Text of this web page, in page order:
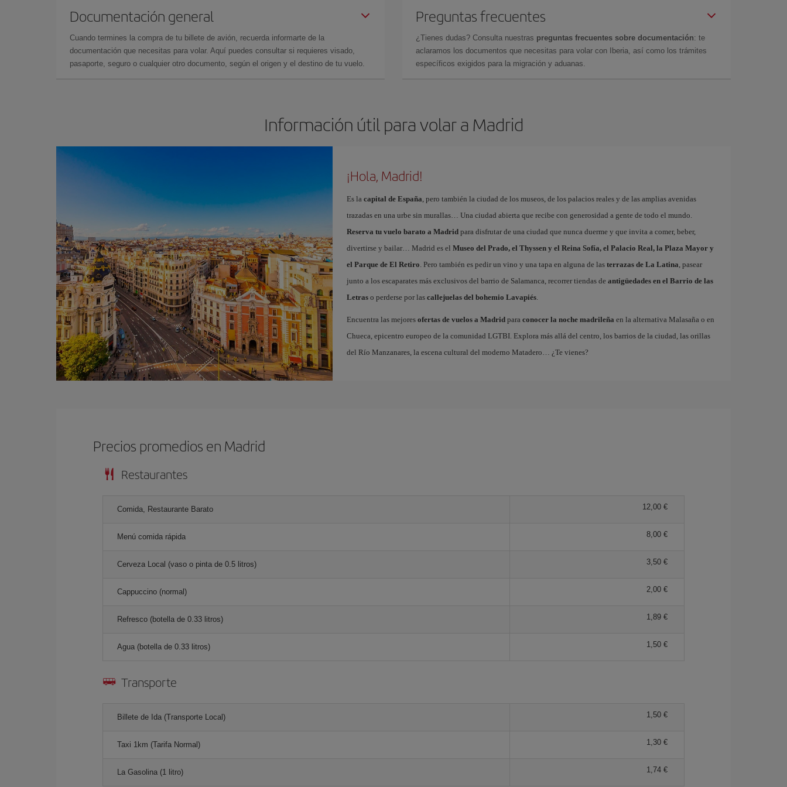
Documentación general
Cuando termines la compra de tu billete de avión, recuerda informarte de la
documentación que necesitas para volar. Aquí puedes consultar si requieres visado,
pasaporte, seguro o cualquier otro documento, según el origen y el destino de tu vuelo.
Preguntas frecuentes
¿Tienes dudas? Consulta nuestras preguntas frecuentes sobre documentación: te
aclaramos los documentos que necesitas para volar con Iberia, así como los trámites
específicos exigidos para la migración y aduanas.
Información útil para volar a Madrid
¡Hola, Madrid!
Es la capital de España, pero también la ciudad de los museos, de los palacios reales y de las amplias avenidas
trazadas en una urbe sin murallas… Una ciudad abierta que recibe con generosidad a gente de todo el mundo.
Reserva tu vuelo barato a Madridpara disfrutar de una ciudad que nunca duerme y que invita a comer, beber,
divertirse y bailar… Madrid es el Museo del Prado, el Thyssen y el Reina Sofía, el Palacio Real, la Plaza Mayor y
el Parque de El Retiro. Pero también es pedir un vino y una tapa en alguna de las terrazas de La Latina, pasear
junto a los escaparates más exclusivos del barrio de Salamanca, recorrer tiendas de antigüedades en el Barrio de las
Letraso perderse por las callejuelas del bohemio Lavapiés.
Encuentra las mejores ofertas de vuelos a Madridpara conocer la noche madrileña en la alternativa Malasaña o en
Chueca, epicentro europeo de la comunidad LGTBI. Explora más allá del centro, los barrios de la ciudad, las orillas
del Río Manzanares, la escena cultural del moderno Matadero… ¿Te vienes?
Precios promedios en Madrid
Restaurantes
Comida, Restaurante Barato 12,00 €
Menú comida rápida 8,00 €
Cerveza Local (vaso o pinta de 0.5 litros) 3,50 €
Cappuccino (normal) 2,00 €
Refresco (botella de 0.33 litros) 1,89 €
Agua (botella de 0.33 litros) 1,50 €
Transporte
Billete de Ida (Transporte Local) 1,50 €
Taxi 1km (Tarifa Normal) 1,30 €
La Gasolina (1 litro) 1,74 €